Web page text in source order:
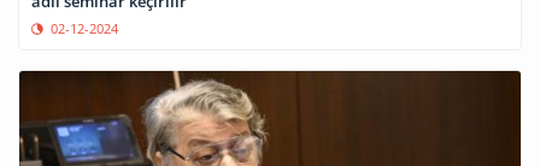
02-12-2024